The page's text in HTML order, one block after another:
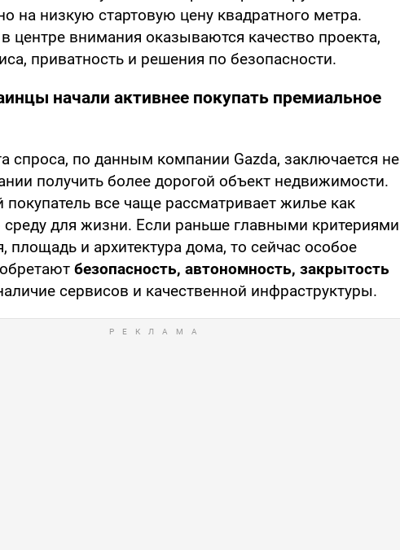
на низкую стартовую цену квадратного метра.
центре внимания оказываются качество проекта,
приватность и решения по безопасности.
начали активнее покупать премиальное
спроса, по данным компании Gazda, заключается не
получить более дорогой объект недвижимости.
все чаще рассматривает жилье как
для жизни. Если раньше главными критериями
площадь и архитектура дома, то сейчас особое
безопасность, автономность, закрытость
сервисов и качественной инфраструктуры.